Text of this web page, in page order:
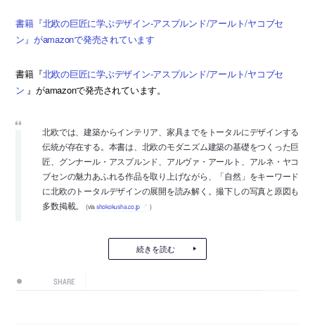
書籍『北欧の巨匠に学ぶデザイン-アスプルンド/アールト/ヤコブセ
ン』がamazonで発売されています
書籍『北欧の巨匠に学ぶデザイン-アスプルンド/アールト/ヤコブセ
ン 』がamazonで発売されています。
北欧では、建築からインテリア、家具までをトータルにデザインする
伝統が存在する。本書は、北欧のモダニズム建築の基礎をつくった巨
匠、グンナール・アスプルンド、アルヴァ・アールト、アルネ・ヤコ
ブセンの魅力あふれる作品を取り上げながら、「自然」をキーワード
に北欧のトータルデザインの展開を読み解く。撮下しの写真と原図も
多数掲載。(via shokokusha.co.jp )
続きを読む
SHARE